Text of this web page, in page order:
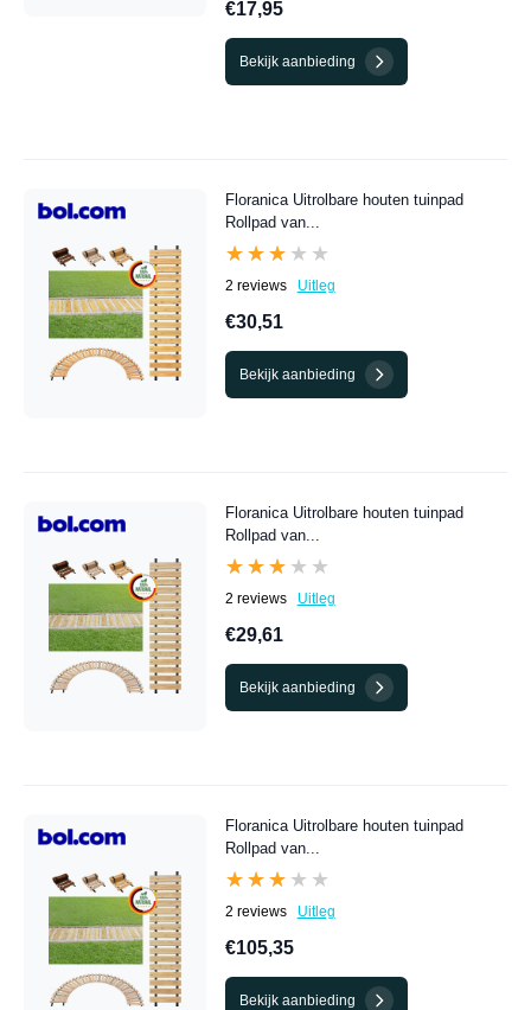
€17,95
Bekijk aanbieding
Floranica Uitrolbare houten tuinpad
Rollpad van...
★★★★★
★★★★★
2 reviews Uitleg
€30,51
Bekijk aanbieding
Floranica Uitrolbare houten tuinpad
Rollpad van...
★★★★★
★★★★★
2 reviews Uitleg
€29,61
Bekijk aanbieding
Floranica Uitrolbare houten tuinpad
Rollpad van...
★★★★★
★★★★★
2 reviews Uitleg
€105,35
Bekijk aanbieding